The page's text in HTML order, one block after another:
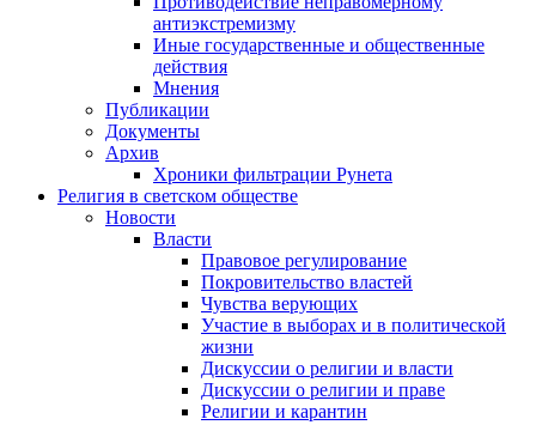
антиэкстремизму
Иные государственные и общественные
действия
Мнения
Публикации
Документы
Архив
Хроники фильтрации Рунета
Религия в светском обществе
Новости
Власти
Правовое регулирование
Покровительство властей
Чувства верующих
Участие в выборах и в политической
жизни
Дискуссии о религии и власти
Дискуссии о религии и праве
Религии и карантин